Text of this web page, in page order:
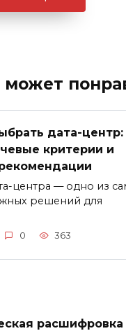
дата-центр:
критерии и
центра — одно из
решений для
0 363
расшифровка